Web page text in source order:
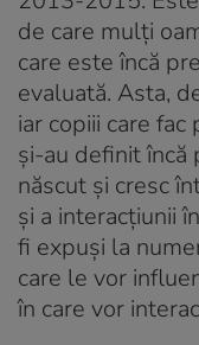
de care mulți
care este încă
evaluată. Asta,
iar copiii care
și-au definit încă
născut și cresc
și a interacțiunii
fi expuși la
care le vor
în care vor